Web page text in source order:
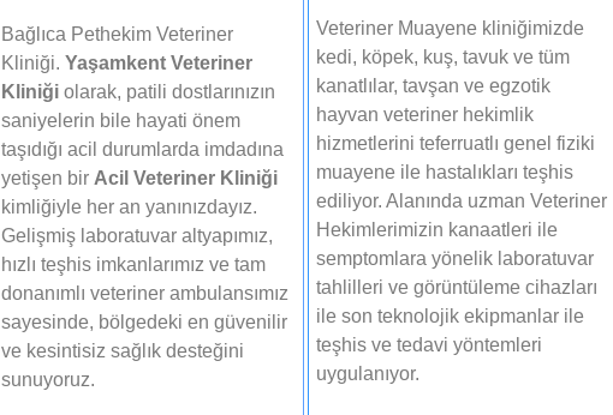
Bağlıca Pethekim Veteriner
Kliniği. Yaşamkent Veteriner
Kliniğiolarak, patili dostlarınızın
saniyelerin bile hayati önem
taşıdığı acil durumlarda imdadına
yetişen bir Acil Veteriner Kliniği
kimliğiyle her an yanınızdayız.
Gelişmiş laboratuvar altyapımız,
hızlı teşhis imkanlarımız ve tam
donanımlı veteriner ambulansımız
sayesinde, bölgedeki en güvenilir
ve kesintisiz sağlık desteğini
sunuyoruz.
Veteriner Muayene kliniğimizde
kedi, köpek, kuş, tavuk ve tüm
kanatlılar, tavşan ve egzotik
hayvan veteriner hekimlik
hizmetlerini teferruatlı genel fiziki
muayene ile hastalıkları teşhis
ediliyor. Alanında uzman Veteriner
Hekimlerimizin kanaatleri ile
semptomlara yönelik laboratuvar
tahlilleri ve görüntüleme cihazları
ile son teknolojik ekipmanlar ile
teşhis ve tedavi yöntemleri
uygulanıyor.